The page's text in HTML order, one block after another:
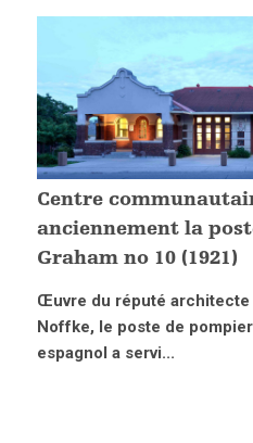
Centre
anciennement la
Graham no 10 (1921)
Œuvre du réputé architecte
Noffke, le poste de
espagnol a servi...